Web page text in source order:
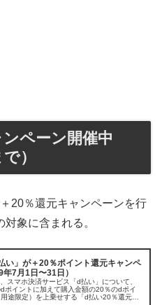
ペーン開催中
）
20％還元キャンペーンを行
象に含まれる。
い」が＋20％ポイント還元キャンペ
7月1日〜31日）
スマホ決済サービス「d払い」について、
ポイントに加えて購入金額の20％のdポイ
途限定）を上乗せする「d払い20％還元キ